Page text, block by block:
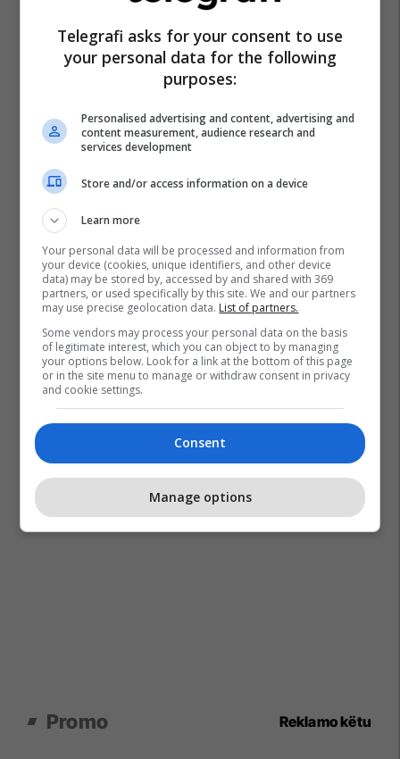
“e Majta” “lear Corporation”
Promo Reklamo këtu
Telegrafi asks for your consent to use
your personal data for the following
purposes:
Personalised advertising and content, advertising and
content measurement, audience research and
services development
Store and/or access information on a device
Learn more
Your personal data will be processed and information from
your device (cookies, unique identifiers, and other device
data) may be stored by, accessed by and shared with 369
partners, or used specifically by this site. We and our partners
may use precise geolocation data. List of partners.
Some vendors may process your personal data on the basis
of legitimate interest, which you can object to by managing
your options below. Look for a link at the bottom of this page
or in the site menu to manage or withdraw consent in privacy
and cookie settings.
Consent
Manage options